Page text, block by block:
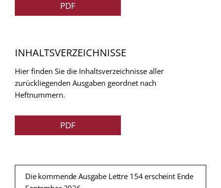
PDF
INHALTSVERZEICHNISSE
Hier finden Sie die Inhaltsverzeichnisse aller
zurückliegenden Ausgaben geordnet nach
Heftnummern.
PDF
Die kommende Ausgabe Lettre 154 erscheint Ende